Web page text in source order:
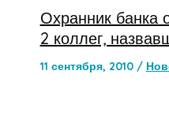
Охранник банка
2 коллег,
11 сентября, 2010 /